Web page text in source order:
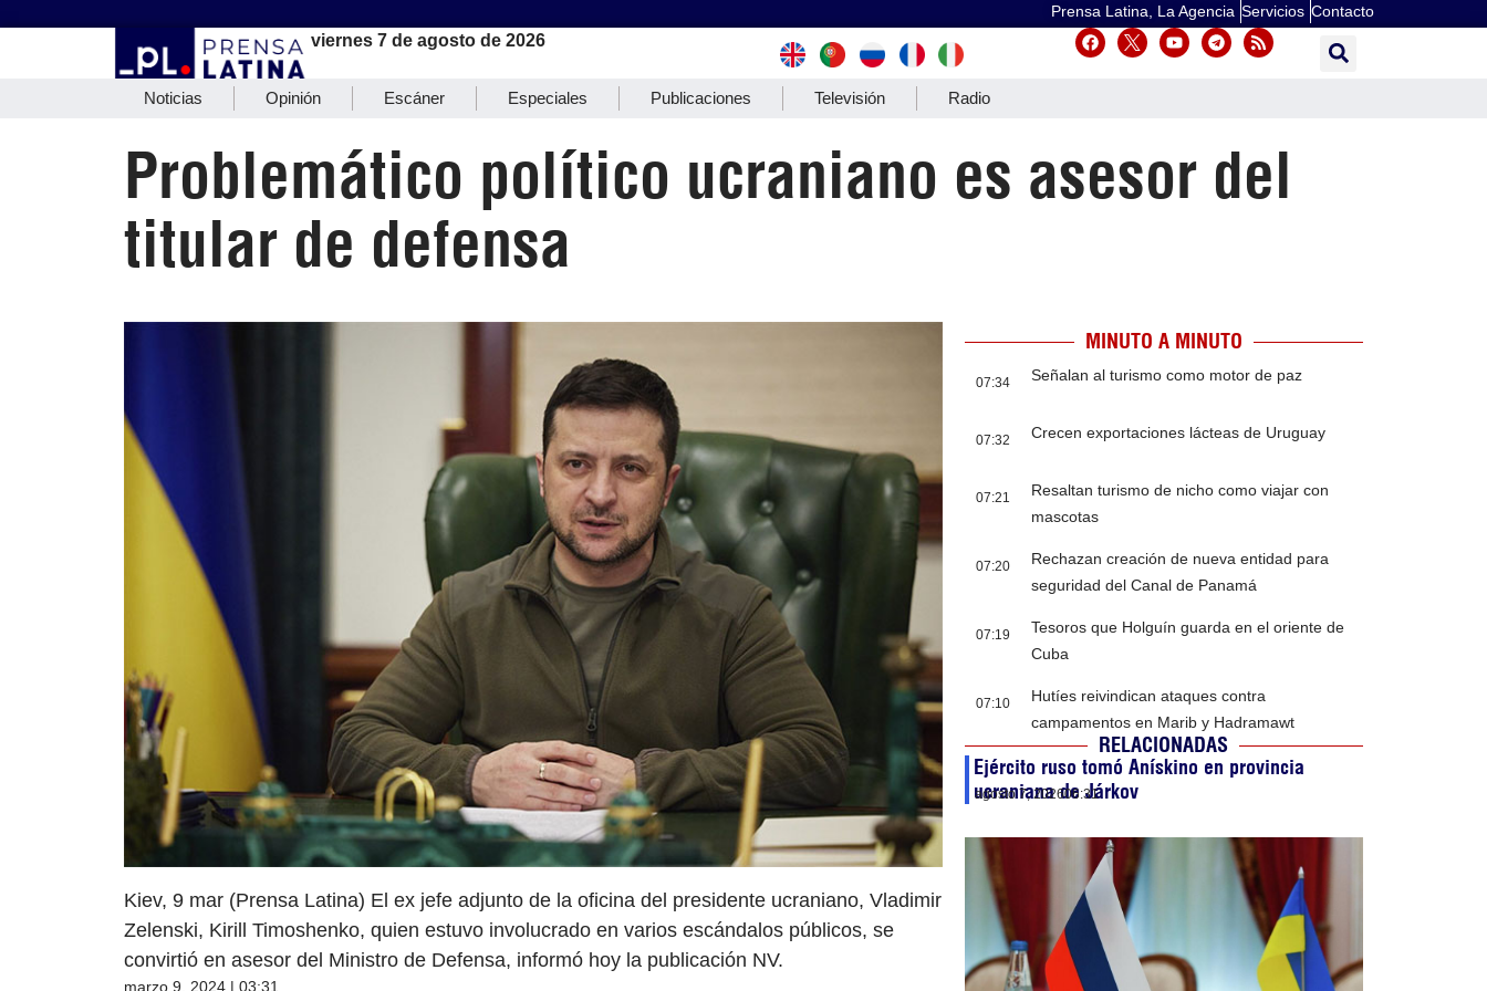
Prensa Latina, La Agencia Servicios Contacto
viernes 7 de agosto de 2026
Noticias Opinión Escáner Especiales Publicaciones Televisión Radio
Problemático político ucraniano es asesor del
titular de defensa
Kiev, 9 mar (Prensa Latina) El ex jefe adjunto de la oficina del presidente ucraniano, Vladimir
Zelenski, Kirill Timoshenko, quien estuvo involucrado en varios escándalos públicos, se
convirtió en asesor del Ministro de Defensa, informó hoy la publicación NV.
marzo 9, 2024 | 03:31
MINUTO A MINUTO
07:34 Señalan al turismo como motor de paz
07:32 Crecen exportaciones lácteas de Uruguay
07:21
Resaltan turismo de nicho como viajar con
mascotas
07:20
Rechazan creación de nueva entidad para
seguridad del Canal de Panamá
07:19
Tesoros que Holguín guarda en el oriente de
Cuba
07:10
Hutíes reivindican ataques contra
campamentos en Marib y Hadramawt
RELACIONADAS
Ejército ruso tomó Anískino en provincia
ucraniana de Járkov
agosto 7, 202606:31